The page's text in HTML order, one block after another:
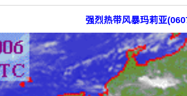
强烈热带风暴玛莉亚